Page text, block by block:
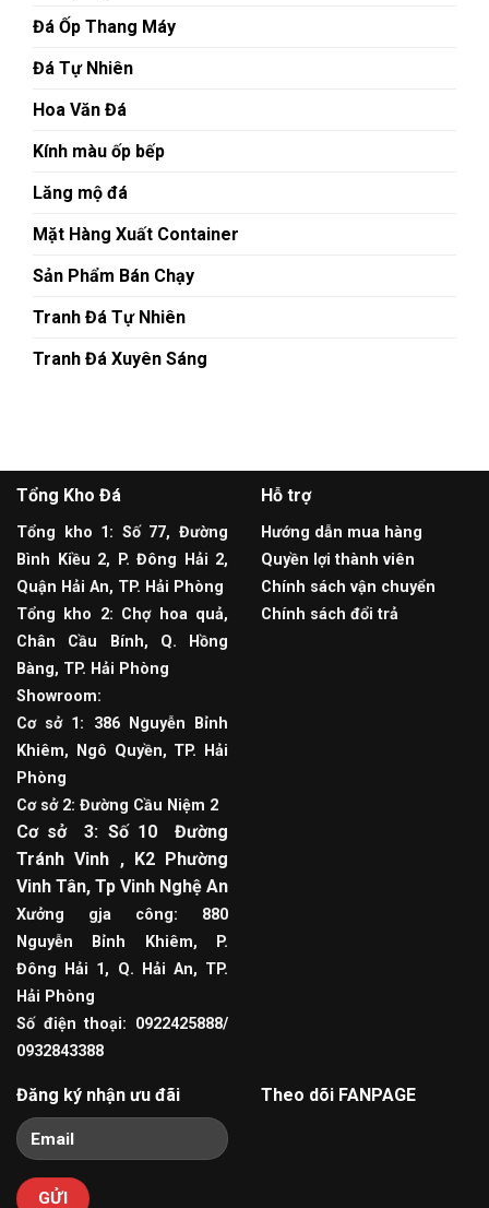
Đá Ốp Thang Máy
Đá Tự Nhiên
Hoa Văn Đá
Kính màu ốp bếp
Lăng mộ đá
Mặt Hàng Xuất Container
Sản Phẩm Bán Chạy
Tranh Đá Tự Nhiên
Tranh Đá Xuyên Sáng
Tổng Kho Đá
Tổng kho 1: Số 77, Đường
Bình Kiều 2, P. Đông Hải 2,
Quận Hải An, TP. Hải Phòng
Tổng kho 2: Chợ hoa quả,
Chân Cầu Bính, Q. Hồng
Bàng, TP. Hải Phòng
Showroom:
Cơ sở 1: 386 Nguyễn Bỉnh
Khiêm, Ngô Quyền, TP. Hải
Phòng
Cơ sở 2: Đường Cầu Niệm 2
Cơ sở 3: Số 10 Đường
Tránh Vinh , K2 Phường
Vinh Tân, Tp Vinh Nghệ An
Xưởng gja công: 880
Nguyễn Bỉnh Khiêm, P.
Đông Hải 1, Q. Hải An, TP.
Hải Phòng
Số điện thoại: 0922425888/
0932843388
Hỗ trợ
Hướng dẫn mua hàng
Quyền lợi thành viên
Chính sách vận chuyển
Chính sách đổi trả
Đăng ký nhận ưu đãi Theo dõi FANPAGE